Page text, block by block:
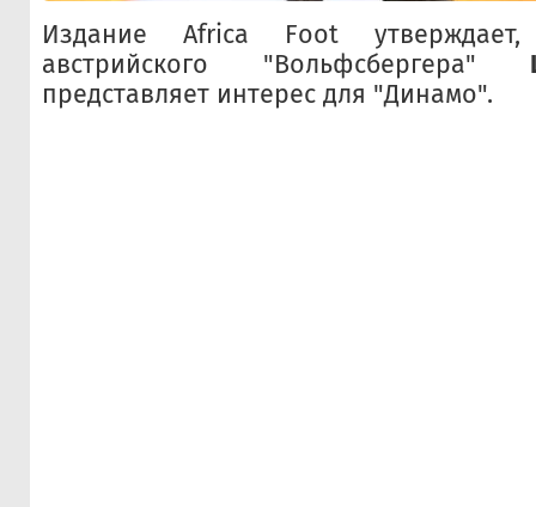
Издание Africa Foot
австрийского "Вольфсбергера"
представляет интерес для "Динамо".